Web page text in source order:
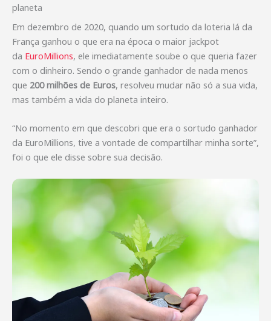
planeta
Em dezembro de 2020, quando um sortudo da loteria lá da
França ganhou o que era na época o maior jackpot
da EuroMillions, ele imediatamente soube o que queria fazer
com o dinheiro. Sendo o grande ganhador de nada menos
que 200 milhões de Euros, resolveu mudar não só a sua vida,
mas também a vida do planeta inteiro.
“No momento em que descobri que era o sortudo ganhador
da EuroMillions, tive a vontade de compartilhar minha sorte”,
foi o que ele disse sobre sua decisão.